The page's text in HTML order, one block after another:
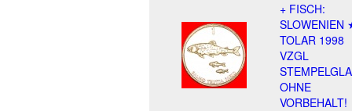
+ FISCH:
SLOWENIEN
TOLAR 1998
VZGL
OHNE
VORBEHALT!